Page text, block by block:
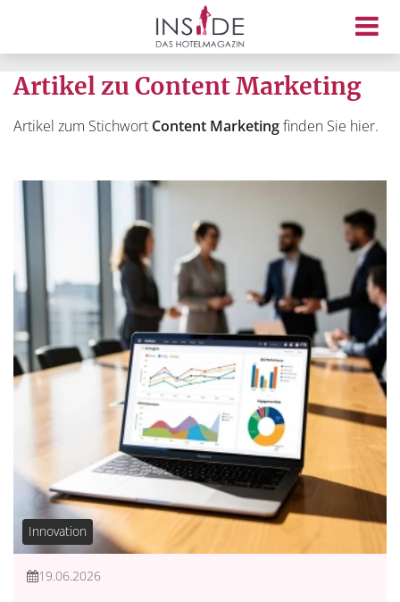
Artikel zu Content Marketing
Artikel zum Stichwort Content Marketingfinden Sie hier.
Innovation
19.06.2026